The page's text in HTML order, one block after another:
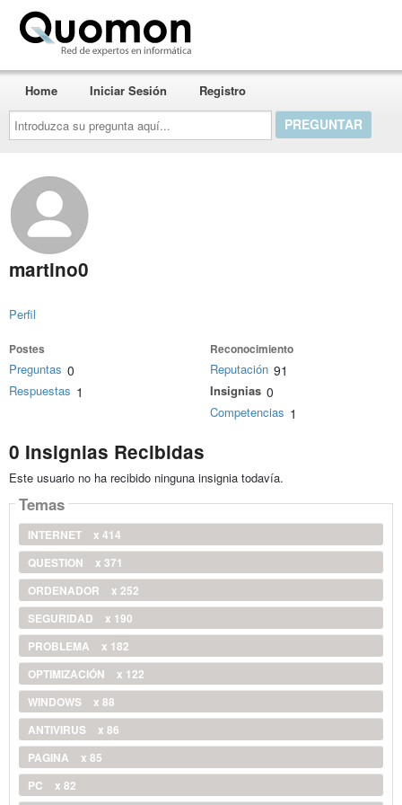
Introduzca
su
pregunta
aquí...
Home Iniciar Sesión Registro
martino0
Perfil
Postes
Preguntas 0
Respuestas 1
Reconocimiento
Reputación 91
Insignias 0
Competencias 1
0 Insignias Recibidas
Este usuario no ha recibido ninguna insignia todavía.
Temas
INTERNET
x 414
QUESTION
x 371
ORDENADOR
x 252
SEGURIDAD
x 190
PROBLEMA
x 182
OPTIMIZACIÓN
x 122
WINDOWS
x 88
ANTIVIRUS
x 86
PAGINA
x 85
PC
x 82